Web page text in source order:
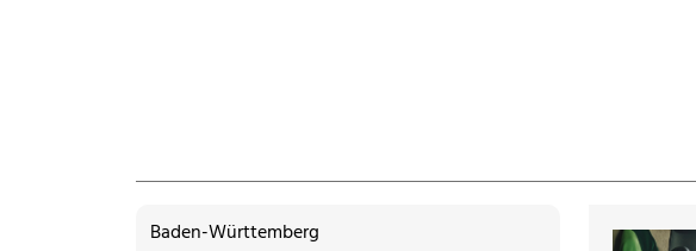
Baden-Württemberg